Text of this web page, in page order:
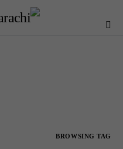
BROWSING TAG